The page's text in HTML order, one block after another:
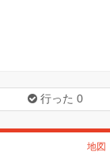
行った 0
地図